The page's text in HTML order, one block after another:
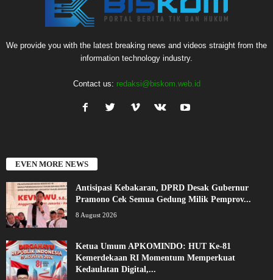
We provide you with the latest breaking news and videos straight from the
information technology industry.
Contact us: redaksi@biskom.web.id
EVEN MORE NEWS
Antisipasi Kebakaran, DPRD Desak Gubernur
Pramono Cek Semua Gedung Milik Pemprov...
8 August 2026
Ketua Umum APKOMINDO: HUT Ke-81
Kemerdekaan RI Momentum Memperkuat
Kedaulatan Digital,...